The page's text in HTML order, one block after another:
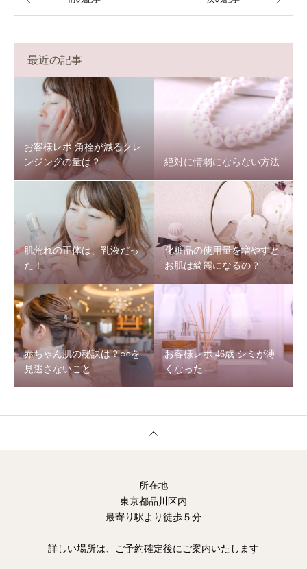
最近の記事
お客様レポ 角栓が減るクレ
ンジングの量は？
絶対に情弱にならない方法
肌荒れの正体は、乳液だっ
た！
化粧品の使用量を増やすと
お肌は綺麗になるの？
赤ちゃん肌の秘訣は？○○を
見逃さないこと
お客様レポ 46歳 シミが薄
くなった
所在地
東京都品川区内
最寄り駅より徒歩５分
詳しい場所は、ご予約確定後にご案内いたします